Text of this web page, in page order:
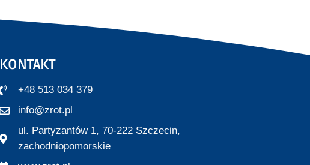
KONTAKT
+48 513 034 379
info@zrot.pl
ul. Partyzantów 1, 70-222 Szczecin,
zachodniopomorskie